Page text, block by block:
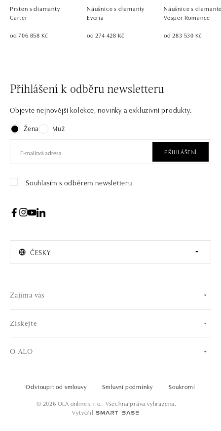
Prsten s diamanty
Carter
od 706 858 Kč
Náušnice s diamanty
Evoria
od 274 428 Kč
Náušnice s
Vesper Romance
od 283 530 Kč
Přihlášení k odběru newsletteru
Objevte nejnovější kolekce, novinky a exkluzivní produkty.
Žena
Muž
PŘIHLÁŠENÍ
Souhlasím s odběrem newsletteru
ČESKY
Zajíma vás
Získejte
O ALO
© 2026 OLA online s.r.o.. Všechna práva vyhrazena.
Vytvořil
Odstoupit od smlouvy Smluvní podmínky Soukromí